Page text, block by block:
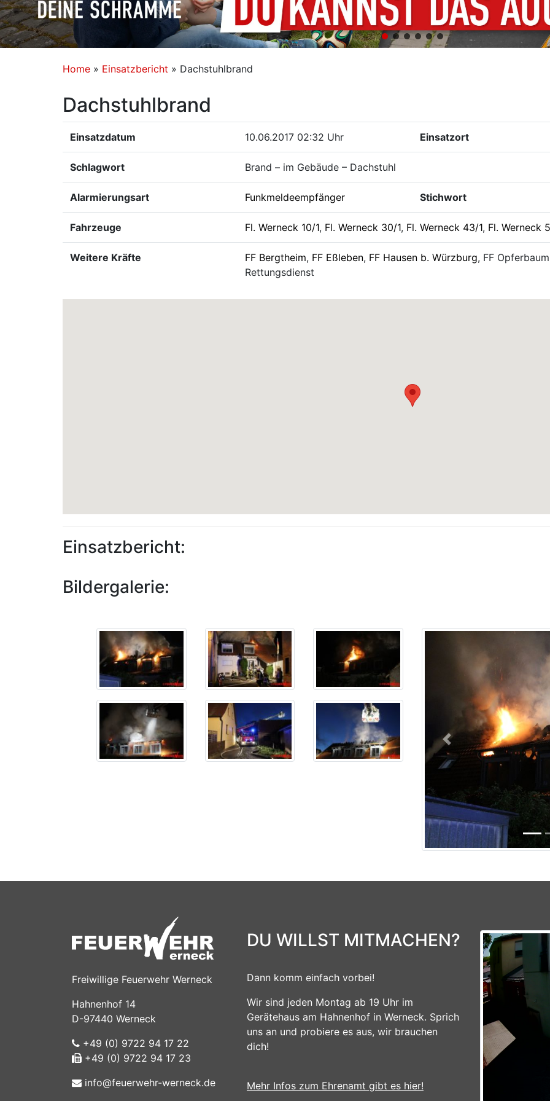
Home » Einsatzbericht » Dachstuhlbrand
Dachstuhlbrand
Einsatzdatum 10.06.2017 02:32 Uhr Einsatzort
Schlagwort Brand – im Gebäude – Dachstuhl
Alarmierungsart Funkmeldeempfänger Stichwort
Fahrzeuge Fl. Werneck 10/1, Fl. Werneck 30/1, Fl. Werneck 43/1, Fl. Werneck
Weitere Kräfte FF Bergtheim, FF Eßleben, FF Hausen b. Würzburg, FF
Rettungsdienst
Einsatzbericht:
Bildergalerie:
Previous
Freiwillige Feuerwehr Werneck
Hahnenhof 14
D-97440 Werneck
+49 (0) 9722 94 17 22
+49 (0) 9722 94 17 23
info@feuerwehr-werneck.de
DU WILLST MITMACHEN?
Dann komm einfach vorbei!
Wir sind jeden Montag ab 19 Uhr im
Gerätehaus am Hahnenhof in Werneck. Sprich
uns an und probiere es aus, wir brauchen
dich!
Mehr Infos zum Ehrenamt gibt es hier!